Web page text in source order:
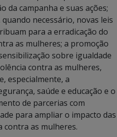
da campanha e suas ações;
necessário, novas leis
para a erradicação do
as mulheres; a promoção
sobre igualdade
contra as mulheres,
especialmente, a
saúde e educação e o
de parcerias com
para ampliar o impacto das
contra as mulheres.